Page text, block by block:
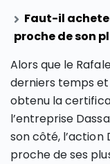
Faut-il
proche de son
Alors que le
derniers temps
obtenu la
l’entreprise
son côté, l’action
proche de ses